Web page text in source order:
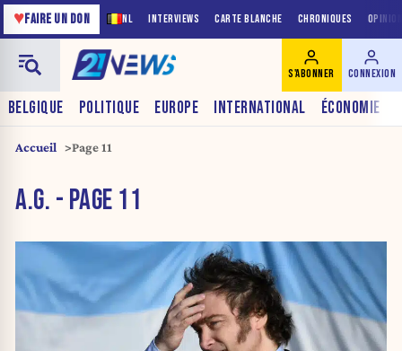
NL INTERVIEWS CARTE BLANCHE CHRONIQUES
♥FAIRE UN DON
BELGIQUE POLITIQUE EUROPE INTERNATIONAL ÉCONOMIE
S'ABONNER CONNEXION
Accueil Page 11
A.G. - PAGE 11